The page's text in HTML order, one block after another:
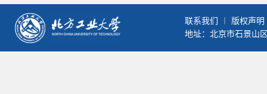
联系我们 版权声明
地址：北京市石景山